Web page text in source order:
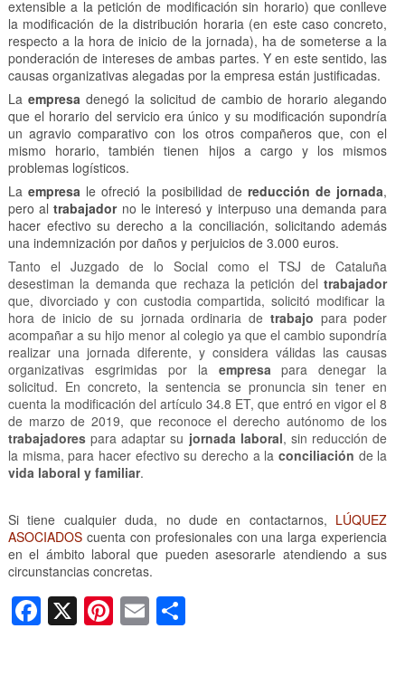
extensible a la petición de modificación sin horario) que conlleve
la modificación de la distribución horaria (en este caso concreto,
respecto a la hora de inicio de la jornada), ha de someterse a la
ponderación de intereses de ambas partes. Y en este sentido, las
causas organizativas alegadas por la empresa están justificadas.
La empresadenegó la solicitud de cambio de horario alegando
que el horario del servicio era único y su modificación supondría
un agravio comparativo con los otros compañeros que, con el
mismo horario, también tienen hijos a cargo y los mismos
problemas logísticos.
Laempresa le ofreció la posibilidad de reducción de jornada,
pero altrabajadorno le interesó y interpuso una demanda para
hacer efectivo su derecho a la conciliación, solicitando además
una indemnización por daños y perjuicios de 3.000 euros.
Tanto el Juzgado de lo Social como el TSJ de Cataluña
desestiman la demanda que rechaza la petición del trabajador
que, divorciado y con custodia compartida, solicitó modificar la
hora de inicio de su jornada ordinaria de trabajo para poder
acompañar a su hijo menor al colegio ya que el cambio supondría
realizar una jornada diferente, y considera válidas las causas
organizativas esgrimidas por la empresapara denegar la
solicitud. En concreto, la sentencia se pronuncia sin tener en
cuenta la modificación del artículo 34.8 ET, que entró en vigor el 8
de marzo de 2019, que reconoce el derecho autónomo de los
trabajadorespara adaptar su jornada laboral, sin reducción de
la misma, para hacer efectivo su derecho a la conciliación de la
vida laboral y familiar.
Si tiene cualquier duda, no dude en contactarnos, LÚQUEZ
ASOCIADOScuenta con profesionales con una larga experiencia
en el ámbito laboral que pueden asesorarle atendiendo a sus
circunstancias concretas.
F
a
X Pi
nt
E
m
C